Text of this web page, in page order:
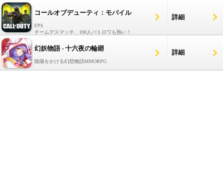
コールオブデューティ：モバイル
FPS
チームデスマッチ、100人バトロワも熱い！
詳細
幻妖物語 - 十六夜の輪廻
陰陽をかける幻想物語MMORPG
詳細